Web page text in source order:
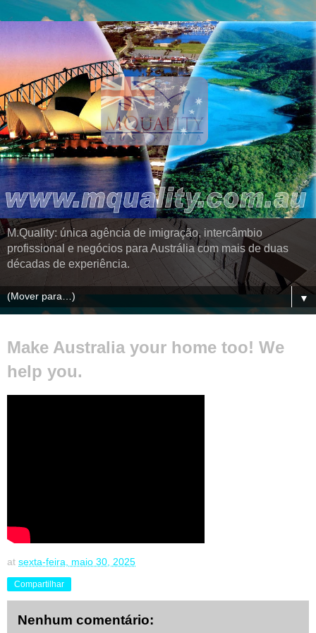
M.Quality: única agência de imigração, intercâmbio
profissional e negócios para Austrália com mais de duas
décadas de experiência.
▼
Make Australia your home too! We
help you.
at sexta-feira, maio 30, 2025
Compartilhar
Nenhum comentário: